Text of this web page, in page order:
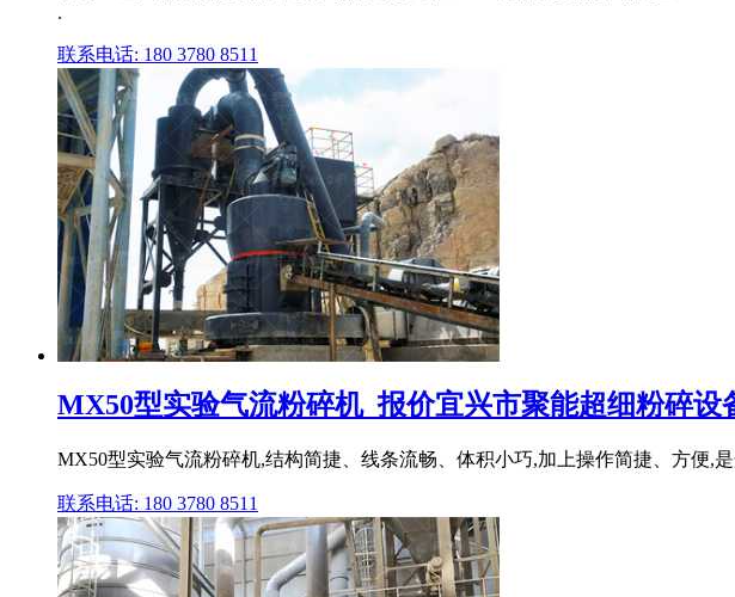
.
联系电话: 180 3780 8511
MX50型实验气流粉碎机_报价宜兴市聚能超细粉碎设
MX50型实验气流粉碎机,结构简捷、线条流畅、体积小巧,加上操作简捷、方便,
联系电话: 180 3780 8511